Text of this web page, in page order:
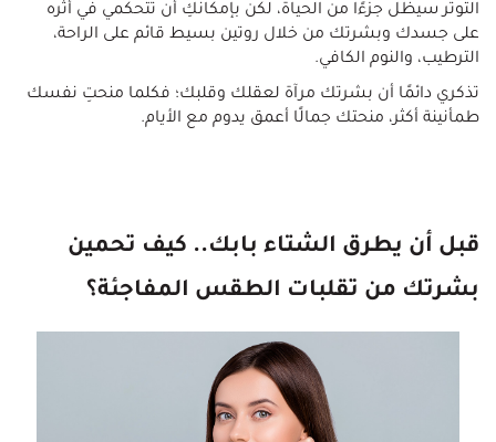
التوتر سيظل جزءًا من الحياة، لكن بإمكانكِ أن تتحكمي في أثره
على جسدك وبشرتك من خلال روتين بسيط قائم على الراحة،
الترطيب، والنوم الكافي.
تذكري دائمًا أن بشرتك مرآة لعقلك وقلبك؛ فكلما منحتِ نفسك
طمأنينة أكثر، منحتك جمالًا أعمق يدوم مع الأيام.
قبل أن يطرق الشتاء بابك.. كيف تحمين
بشرتك من تقلبات الطقس المفاجئة؟